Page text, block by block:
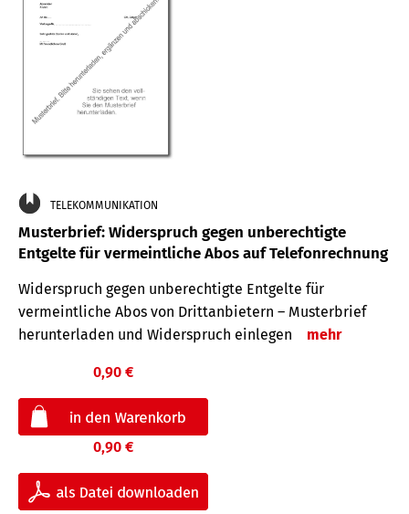
TELEKOMMUNIKATION
Musterbrief: Widerspruch gegen unberechtigte
Entgelte für vermeintliche Abos auf Telefonrechnung
Widerspruch gegen unberechtigte Entgelte für
vermeintliche Abos von Drittanbietern – Musterbrief
herunterladen und Widerspruch einlegen
mehr
0,90 €
0,90 €